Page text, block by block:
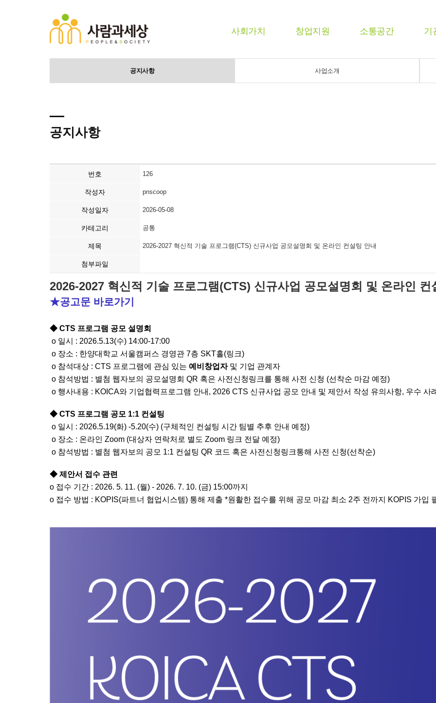
사회가치 창업지원 소통공간 기
공지사항 사업소개
공지사항
번호 126
작성자 pnscoop
작성일자 2026-05-08
카테고리 공통
제목 2026-2027 혁신적 기술 프로그램(CTS) 신규사업 공모설명회 및 온라인 컨설팅 안내
첨부파일
2026-2027 혁신적 기술 프로그램(CTS) 신규사업 공모설명회 및 온라인
★공고문 바로가기
◆ CTS 프로그램 공모 설명회
o 일시 : 2026.5.13(수) 14:00-17:00
o 장소 : 한양대학교 서울캠퍼스 경영관 7층 SKT홀(링크)
o 참석대상 : CTS 프로그램에 관심 있는 예비창업자및 기업 관계자
o 참석방법 : 별첨 웹자보의 공모설명회 QR 혹은 사전신청링크를 통해 사전 신청 (선착순 마감 예정)
o 행사내용 : KOICA와 기업협력프로그램 안내, 2026 CTS 신규사업 공모 안내 및 제안서 작성 유의사항, 우수 사
◆ CTS 프로그램 공모 1:1 컨설팅
o 일시 : 2026.5.19(화) -5.20(수) (구체적인 컨설팅 시간 팀별 추후 안내 예정)
o 장소 : 온라인 Zoom (대상자 연락처로 별도 Zoom 링크 전달 예정)
o 참석방법 : 별첨 웹자보의 공모 1:1 컨설팅 QR 코드 혹은 사전신청링크통해 사전 신청(선착순)
◆ 제안서 접수 관련
o 접수 기간 : 2026. 5. 11. (월) - 2026. 7. 10. (금) 15:00까지
o 접수 방법 : KOPIS(파트너 협업시스템) 통해 제출 *원활한 접수를 위해 공모 마감 최소 2주 전까지 KOPIS 가입